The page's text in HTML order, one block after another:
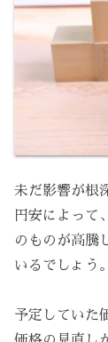
未だ影響が根
円安によって
のものが高騰
いるでしょう。
予定していた